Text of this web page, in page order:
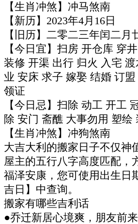
【生肖冲煞】冲马煞南
【新历】2023年4月16日
【旧历】二零二三年闰二月
【今日宜】扫房 开仓库 穿
装修 开渠 出行 归火 入宅
业 安床 求子 嫁娶 结婚 订
领证
【今日忌】扫除 动工 开工
除 安门 斋醮 大事勿用 塑绘
【生肖冲煞】冲狗煞南
大吉大利的搬家日子不仅神
屋主的五行八字高度匹配，
福泽安康，您可使用出生日
吉日】中查询。
搬家有哪些吉利话
●乔迁新居心境爽，朋友前